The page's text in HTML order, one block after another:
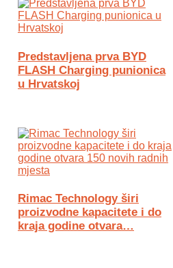
Predstavljena prva BYD
FLASH Charging punionica
u Hrvatskoj
Rimac Technology širi
proizvodne kapacitete i do
kraja godine otvara…